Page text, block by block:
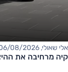
אלי שאולי, 06/08/2026
קיה מרחיבה את